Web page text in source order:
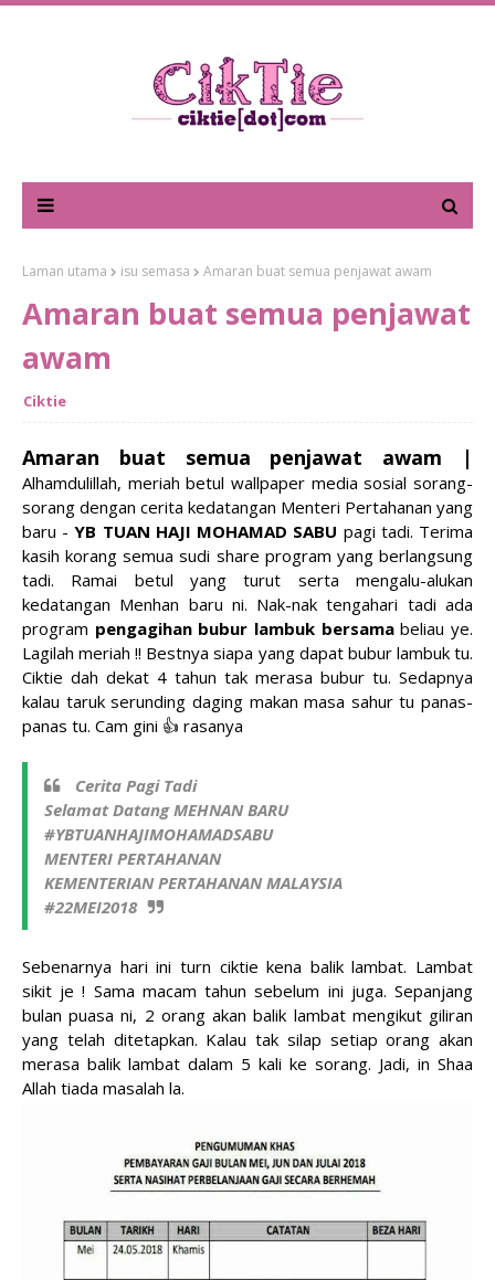
Laman utama isu semasa Amaran buat semua penjawat awam
Amaran buat semua penjawat
awam
Ciktie
Amaran buat semua penjawat awam |
Alhamdulillah, meriah betul wallpaper media sosial sorang-
sorang dengan cerita kedatangan Menteri Pertahanan yang
baru -YB TUAN HAJI MOHAMAD SABU pagi tadi. Terima
kasih korang semua sudi share program yang berlangsung
tadi. Ramai betul yang turut serta mengalu-alukan
kedatangan Menhan baru ni. Nak-nak tengahari tadi ada
program pengagihan bubur lambuk bersamabeliau ye.
Lagilah meriah !! Bestnya siapa yang dapat bubur lambuk tu.
Ciktie dah dekat 4 tahun tak merasa bubur tu. Sedapnya
kalau taruk serunding daging makan masa sahur tu panas-
panas tu. Cam gini 👍 rasanya
Cerita Pagi Tadi
Selamat Datang MEHNAN BARU
#YBTUANHAJIMOHAMADSABU
MENTERI PERTAHANAN
KEMENTERIAN PERTAHANAN MALAYSIA
#22MEI2018
Sebenarnya hari ini turn ciktie kena balik lambat. Lambat
sikit je ! Sama macam tahun sebelum ini juga. Sepanjang
bulan puasa ni, 2 orang akan balik lambat mengikut giliran
yang telah ditetapkan. Kalau tak silap setiap orang akan
merasa balik lambat dalam 5 kali ke sorang. Jadi, in Shaa
Allah tiada masalah la.